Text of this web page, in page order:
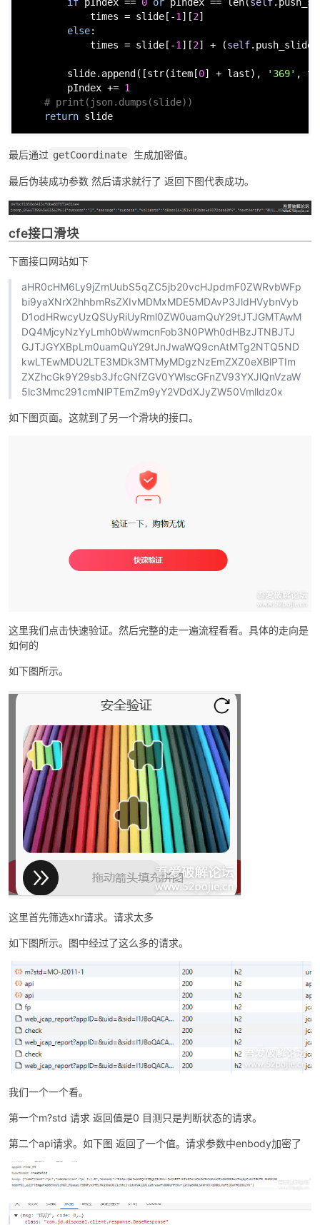
times = slide[-1 ][2]
else:
times = slide[-1 ][2] + (self
slide.append([str(item[0] + last), '369' ,
pIndex += 1
# print(json.dumps(slide))
return slide
最后通过 getCoordinate 生成加密值。
最后伪装成功参数 然后请求就行了 返回下图代表成功。
cfe接口滑块
下面接口网站如下
aHR0cHM6Ly9jZmUubS5qZC5jb20vcHJpdmF0ZWRvbWFp
bi9yaXNrX2hhbmRsZXIvMDMxMDE5MDAvP3JldHVybnVyb
D1odHRwcyUzQSUyRiUyRml0ZW0uamQuY29tJTJGMTAwM
DQ4MjcyNzYyLmh0bWwmcnFob3N0PWh0dHBzJTNBJTJ
GJTJGYXBpLm0uamQuY29tJnJwaWQ9cnAtMTg2NTQ5ND
kwLTEwMDU2LTE3MDk3MTMyMDgzNzEmZXZ0eXBlPTIm
ZXZhcGk9Y29sb3JfcGNfZGV0YWlscGFnZV93YXJlQnVzaW
5lc3Mmc291cmNlPTEmZm9yY2VDdXJyZW50Vmlldz0x
如下图页面。这就到了另一个滑块的接口。
这里我们点击快速验证。然后完整的走一遍流程看看。具体的走向是
如何的
如下图所示。
这里首先筛选xhr请求。请求太多
如下图所示。图中经过了这么多的请求。
我们一个一个看。
第一个m?std 请求 返回值是0 目测只是判断状态的请求。
第二个api请求。如下图 返回了一个值。请求参数中enbody加密了